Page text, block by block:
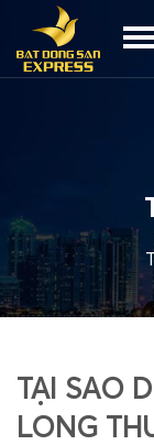
TẠI SAO
LONG